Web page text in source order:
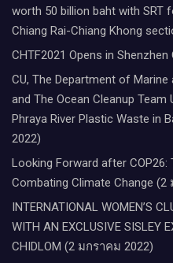
worth 50 billion baht with SRT
Chiang Rai-Chiang Khong
CHTF2021 Opens in
CU, The Department of
and The Ocean Cleanup
Phraya River Plastic Waste in
2022)
Looking Forward after
Combating Climate Change
INTERNATIONAL WOMEN’S
WITH AN EXCLUSIVE SISLEY
CHIDLOM (2 มกราคม 2022)